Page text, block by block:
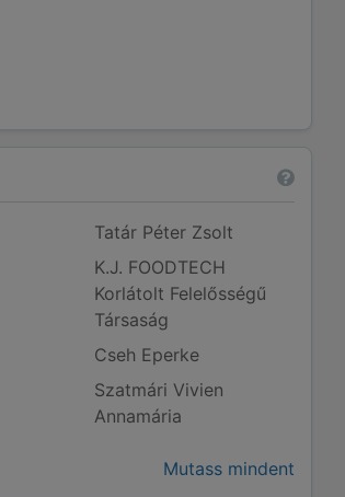
Tatár Péter Zsolt
K.J. FOODTECH
Korlátolt Felelősségű
Társaság
Cseh Eperke
Szatmári Vivien
Annamária
Mutass mindent